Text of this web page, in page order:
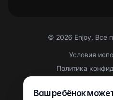
© 2026 Enjoy. Все
Условия
Политика
Ваш ребёнок